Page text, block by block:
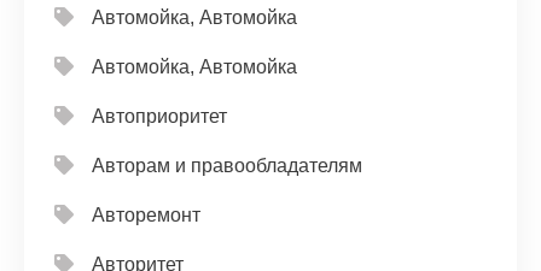
Автомойка, Автомойка
Автомойка, Автомойка
Автоприоритет
Авторам и правообладателям
Авторемонт
Авторитет